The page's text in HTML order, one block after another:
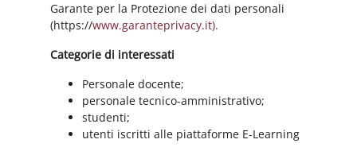
Garante per la Protezione dei dati personali
(https://www.garanteprivacy.it).
Categorie di interessati
Personale docente;
personale tecnico-amministrativo;
studenti;
utenti iscritti alle piattaforme E-Learning